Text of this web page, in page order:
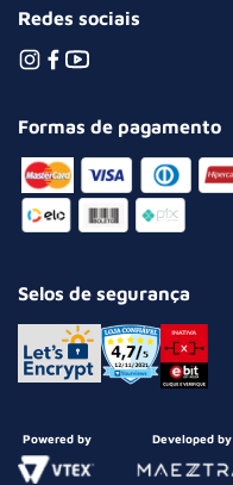
Redes sociais
Formas de pagamento
Selos de segurança
Powered by Developed by